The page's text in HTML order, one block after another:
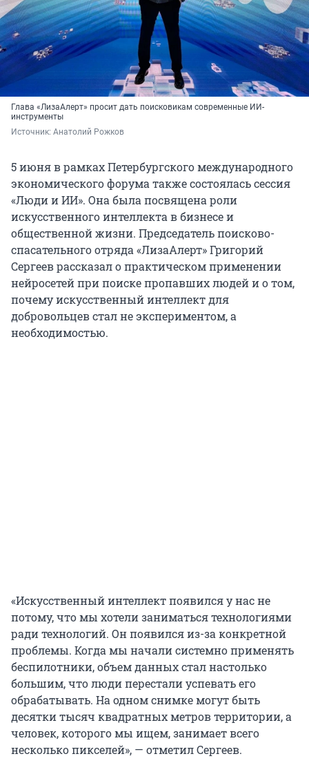
Глава «ЛизаАлерт» просит дать поисковикам современные ИИ-
инструменты
Источник: Анатолий Рожков
5 июня в рамках Петербургского международного
экономического форума также состоялась сессия
«Люди и ИИ». Она была посвящена роли
искусственного интеллекта в бизнесе и
общественной жизни. Председатель поисково-
спасательного отряда «ЛизаАлерт» Григорий
Сергеев рассказал о практическом применении
нейросетей при поиске пропавших людей и о том,
почему искусственный интеллект для
добровольцев стал не экспериментом, а
необходимостью.
«Искусственный интеллект появился у нас не
потому, что мы хотели заниматься технологиями
ради технологий. Он появился из-за конкретной
проблемы. Когда мы начали системно применять
беспилотники, объем данных стал настолько
большим, что люди перестали успевать его
обрабатывать. На одном снимке могут быть
десятки тысяч квадратных метров территории, а
человек, которого мы ищем, занимает всего
несколько пикселей», — отметил Сергеев.